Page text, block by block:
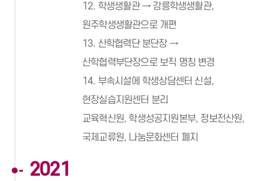
12. 학생생활관 → 강릉학생생활관,
원주학생생활관으로 개편
13. 산학협력단 분단장 →
산학협력부단장으로 보직 명칭 변경
14. 부속시설에 학생상담센터 신설,
현장실습지원센터 분리
교육혁신원, 학생성공지원본부, 정보전산원,
국제교류원, 나눔문화센터 폐지
2021